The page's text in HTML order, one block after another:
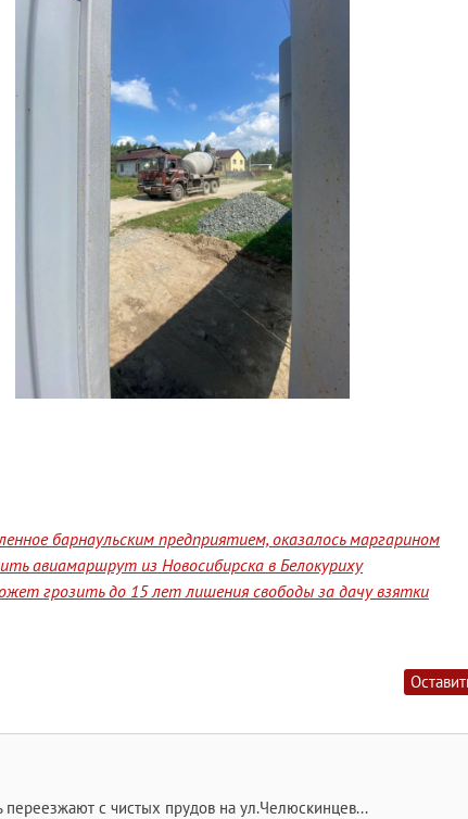
барнаульским предприятием, оказалось маргарином
авиамаршрут из Новосибирска в Белокуриху
грозить до 15 лет лишения свободы за дачу взятки
переезжают с чистых прудов на ул.Челюскинцев...